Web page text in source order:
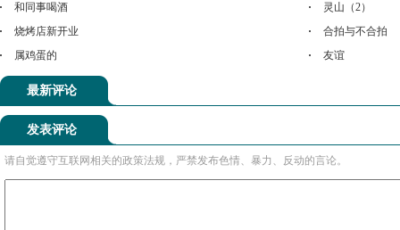
和同事喝酒
灵山（2）
烧烤店新开业
合拍与不合拍
属鸡蛋的
友谊
最新评论
发表评论
请自觉遵守互联网相关的政策法规，严禁发布色情、暴力、反动的言论。